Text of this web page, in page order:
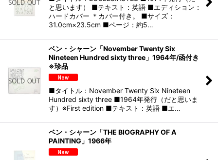
と思います） ■テキスト：英語 ■エディション：
ハードカバー ＊カバー付き。 ■サイズ：
31.0cm×23.5cm ■ページ：約5…
ベン・シャーン「November Twenty Six
Nineteen Hundred sixty three」1964年/函付き
※珍品
■タイトル：November Twenty Six Nineteen
Hundred sixty three ■1964年発行（だと思いま
す）※First edition ■テキスト：英語 ■エ…
ベン・シャーン「THE BIOGRAPHY OF A
PAINTING」1966年